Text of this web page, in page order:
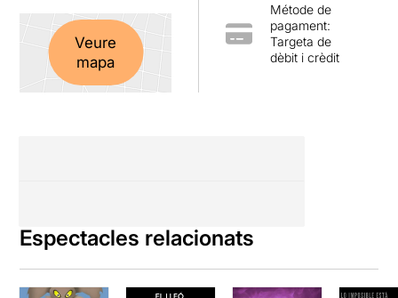
Veure
mapa
Métode de
pagament:
Targeta de
dèbit i crèdit
Espectacles relacionats